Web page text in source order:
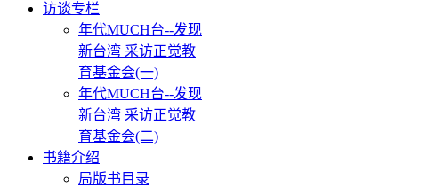
访谈专栏
年代MUCH台--发现
新台湾 采访正觉教
育基金会(一)
年代MUCH台--发现
新台湾 采访正觉教
育基金会(二)
书籍介绍
局版书目录